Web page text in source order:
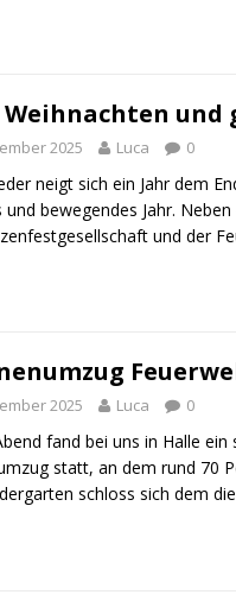
Weihnachten und
2025 Luca 0
neigt sich ein Jahr dem
und bewegendes Jahr.
und der
2025 Luca 0
fand bei uns in Halle
statt, an dem rund 70
schloss sich dem